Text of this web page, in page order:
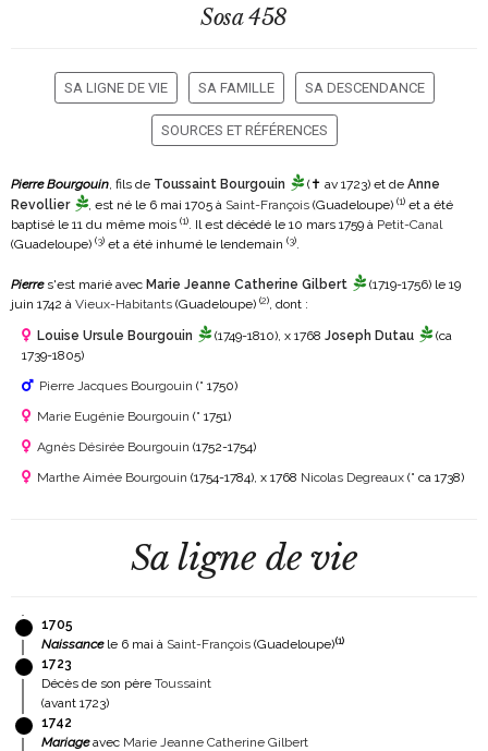
Sosa 458
SA LIGNE DE VIE SA FAMILLE SA DESCENDANCE
SOURCES ET RÉFÉRENCES
Pierre Bourgouin, fils de Toussaint Bourgouin (✝ av 1723) et de Anne
Revollier
, est né le 6 mai 1705 à Saint-François (Guadeloupe) (1) et a été
baptisé le 11 du même mois (1). Il est décédé le 10 mars 1759 à Petit-Canal
(Guadeloupe) (3) et a été inhumé le lendemain (3).
Pierres'est marié avec Marie Jeanne Catherine Gilbert (1719-1756) le 19
juin 1742 à Vieux-Habitants (Guadeloupe) (2), dont :
Louise Ursule Bourgouin (1749-1810), x 1768 Joseph Dutau
(ca
1739-1805)
Pierre Jacques Bourgouin (° 1750)
Marie Eugénie Bourgouin (° 1751)
Agnès Désirée Bourgouin (1752-1754)
Marthe Aimée Bourgouin (1754-1784), x 1768 Nicolas Degreaux (° ca 1738)
Sa ligne de vie
1705
Naissancele 6 mai à Saint-François (Guadeloupe)(1)
1723
Décès de son père Toussaint
(avant 1723)
1742
Mariageavec Marie Jeanne Catherine Gilbert